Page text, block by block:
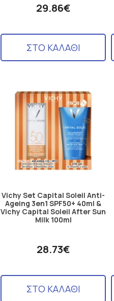
29.86€
ΣΤΟ ΚΑΛΑΘΙ
Vichy Set Capital Soleil Anti-
Ageing 3en1 SPF50+ 40ml &
Vichy Capital Soleil After Sun
Milk 100ml
28.73€
ΣΤΟ ΚΑΛΑΘΙ